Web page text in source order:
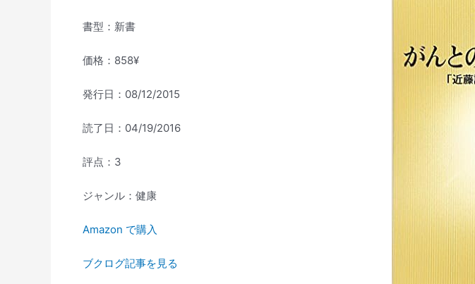
書型：新書
価格：858¥
発行日：08/12/2015
読了日：04/19/2016
評点：3
ジャンル：健康
Amazon で購入
ブクログ記事を見る